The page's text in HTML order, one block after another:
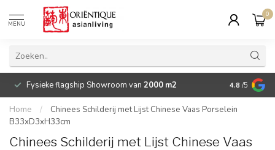
MENU
0
Fysieke flagship Showroom van 2000 m2 Betaalbare
4.8 /5
Home /
Chinees Schilderij met Lijst Chinese Vaas Porselein
B33xD3xH33cm
Chinees Schilderij met Lijst Chinese Vaas